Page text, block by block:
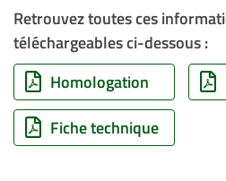
Retrouvez toutes ces
téléchargeables ci-dessous :
Homologation
Fiche technique